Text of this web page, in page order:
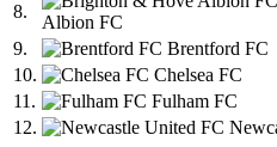
8.
Albion FC
9.
Brentford FC
10.
Chelsea FC
11.
Fulham FC
12.